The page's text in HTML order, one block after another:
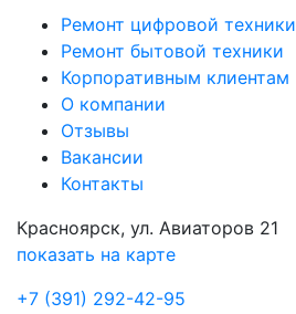
Ремонт цифровой техники
Ремонт бытовой техники
Корпоративным клиентам
О компании
Отзывы
Вакансии
Контакты
Красноярск, ул. Авиаторов 21
показать на карте
+7 (391) 292-42-95